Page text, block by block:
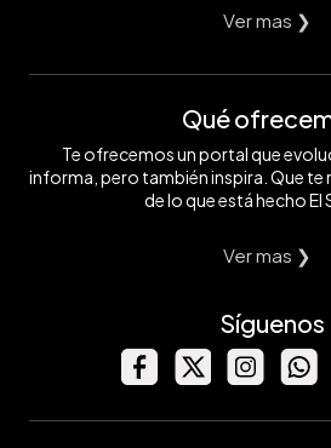
Ver mas ❯
Qué
Te ofrecemos un portal que
informa, pero también inspira. Que
de lo que está hecho El
Ver mas ❯
Síguenos